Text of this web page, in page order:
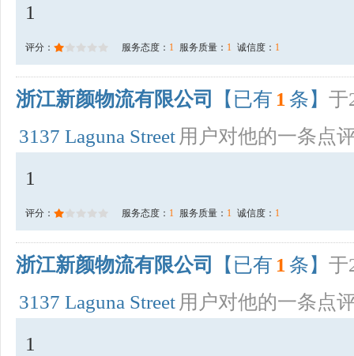
1
评分： 服务态度： 1 服务质量： 1 诚信度： 1
浙江新颜物流有限公司 【已有 1 条】 于
3137 Laguna Street 用户对他的一条点
1
评分： 服务态度： 1 服务质量： 1 诚信度： 1
浙江新颜物流有限公司 【已有 1 条】 于
3137 Laguna Street 用户对他的一条点
1